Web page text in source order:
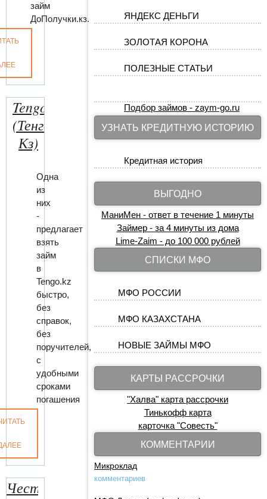
займ
ДоПолучки.кз.
Tengo.kz
(Тенго
Кз)
Одна
из
них
-
предлагает
взять
займ
в
Tengo.kz
быстро,
без
справок,
без
поручителей,
с
удобными
сроками
погашения
Честное
ЯНДЕКС ДЕНЬГИ
ЗОЛОТАЯ КОРОНА
ПОЛЕЗНЫЕ СТАТЬИ
Подбор займов - zaym-go.ru
УЗНАТЬ КРЕДИТНУЮ ИСТОРИЮ
Кредитная история
ВЫГОДНО
МаниМен - ответ в течение 1 минуты
Займер - за 4 минуты из дома
Lime-Zaim - до 100 000 рублей
СПИСКИ МФО
МФО РОССИИ
МФО КАЗАХСТАНА
НОВЫЕ ЗАЙМЫ МФО
КАРТЫ РАССРОЧКИ
"Халва" карта рассрочки
Тинькофф карта
карточка "Совесть"
КОММЕНТАРИИ
Микроклад
комментариев